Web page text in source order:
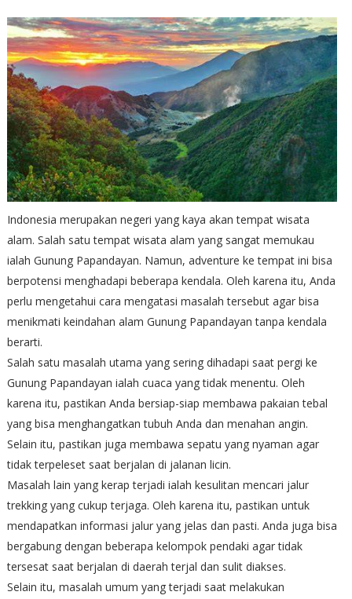
Indonesia merupakan negeri yang kaya akan tempat wisata
alam. Salah satu tempat wisata alam yang sangat memukau
ialah Gunung Papandayan. Namun, adventure ke tempat ini bisa
berpotensi menghadapi beberapa kendala. Oleh karena itu, Anda
perlu mengetahui cara mengatasi masalah tersebut agar bisa
menikmati keindahan alam Gunung Papandayan tanpa kendala
berarti.
Salah satu masalah utama yang sering dihadapi saat pergi ke
Gunung Papandayan ialah cuaca yang tidak menentu. Oleh
karena itu, pastikan Anda bersiap-siap membawa pakaian tebal
yang bisa menghangatkan tubuh Anda dan menahan angin.
Selain itu, pastikan juga membawa sepatu yang nyaman agar
tidak terpeleset saat berjalan di jalanan licin.
Masalah lain yang kerap terjadi ialah kesulitan mencari jalur
trekking yang cukup terjaga. Oleh karena itu, pastikan untuk
mendapatkan informasi jalur yang jelas dan pasti. Anda juga bisa
bergabung dengan beberapa kelompok pendaki agar tidak
tersesat saat berjalan di daerah terjal dan sulit diakses.
Selain itu, masalah umum yang terjadi saat melakukan